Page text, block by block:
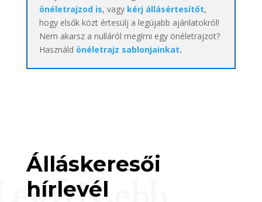
önéletrajzod is, vagy kérj állásértesítőt,
hogy elsők közt értesülj a legújabb ajánlatokról!
Nem akarsz a nulláról megírni egy önéletrajzot?
Használd önéletrajz sablonjainkat.
Álláskeresői
hírlevél